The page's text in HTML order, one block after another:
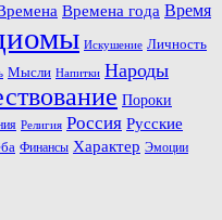
Времена года Время
Искушение Личность
Мысли Напитки Народы
Пороки
Религия Россия Русские
Финансы Характер Эмоции